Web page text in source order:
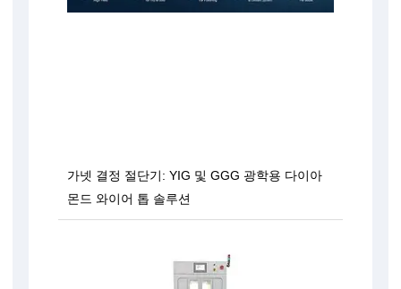
가넷 결정 절단기: YIG 및 GGG 광학용 다이아
몬드 와이어 톱 솔루션